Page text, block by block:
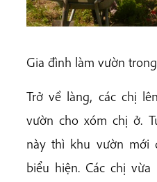
Gia đình làm vườn
Trở về làng, các chị
vườn cho xóm chị ở.
này thì khu vườn mới
biểu hiện. Các chị